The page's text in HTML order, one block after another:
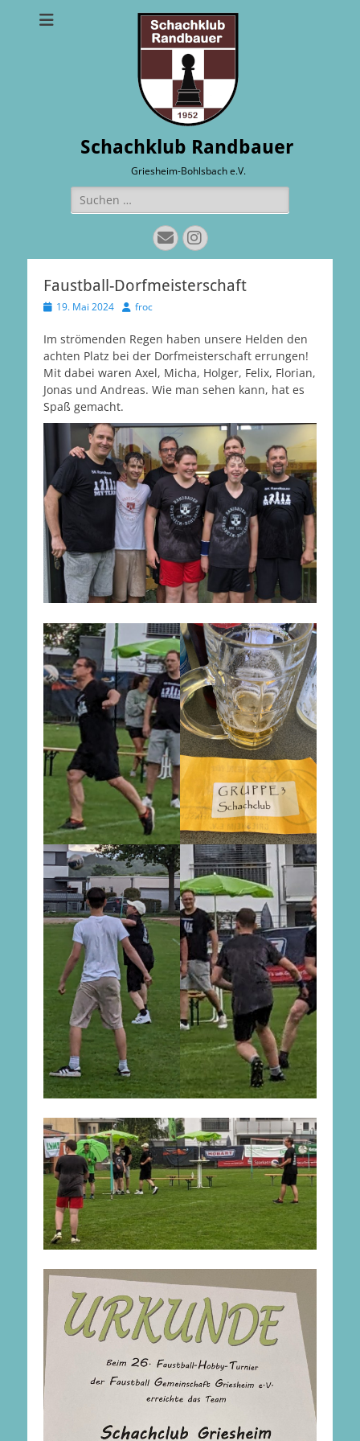
Schachklub Randbauer
Griesheim-Bohlsbach e.V.
Suchen
nach:
E-
Mail
Instagram
Faustball-Dorfmeisterschaft
Veröffentlicht
19. Mai 2024 Autor
froc
Im strömenden Regen haben unsere Helden den
achten Platz bei der Dorfmeisterschaft errungen!
Mit dabei waren Axel, Micha, Holger, Felix, Florian,
Jonas und Andreas. Wie man sehen kann, hat es
Spaß gemacht.